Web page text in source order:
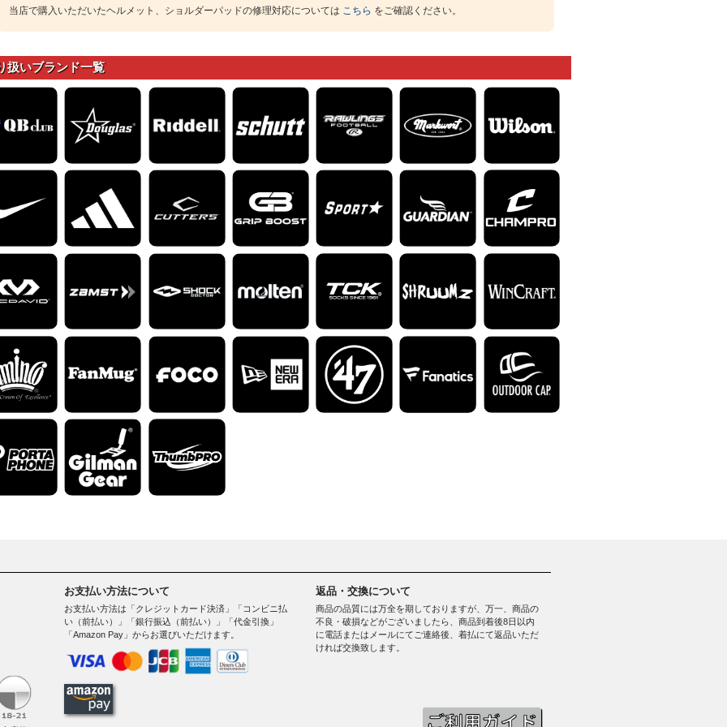
当店で購入いただいたヘルメット、ショルダーパッドの修理対応については こちら をご確認ください。
扱いブランド一覧
お支払い方法について
お支払い方法は「クレジットカード決済」「コンビニ払
い（前払い）」「銀行振込（前払い）」「代金引換」
「Amazon Pay」からお選びいただけます。
返品・交換について
商品の品質には万全を期しておりますが、万一、商品の
不良・破損などがございましたら、商品到着後8日以内
に電話またはメールにてご連絡後、着払にて返品いただ
ければ交換致します。